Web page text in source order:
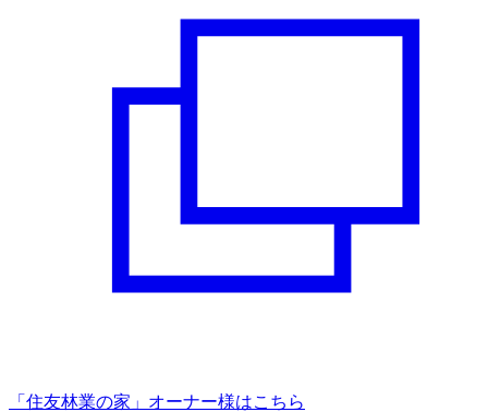
「住友林業の家」オーナー様はこちら